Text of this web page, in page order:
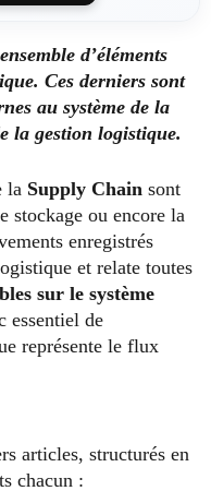
d’éléments
Ces derniers sont
au système de la
la gestion logistique.
la Supply Chain sont
stockage ou encore la
enregistrés
et relate toutes
sur le système
essentiel de
représente le flux
articles, structurés en
chacun :